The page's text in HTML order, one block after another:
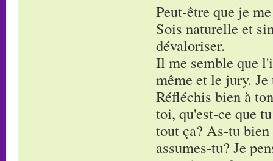
Peut-être que je
Sois naturelle et
dévaloriser.
Il me semble que
même et le jury.
Réfléchis bien à
toi, qu'est-ce que
tout ça? As-tu bien
assumes-tu? Je